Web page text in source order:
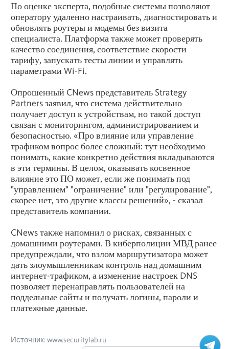
По оценке эксперта, подобные системы позволяют
оператору удаленно настраивать, диагностировать и
обновлять роутеры и модемы без визита
специалиста. Платформа также может проверять
качество соединения, соответствие скорости
тарифу, запускать тесты линии и управлять
параметрами Wi-Fi.
Опрошенный CNews представитель Strategy
Partners заявил, что система действительно
получает доступ к устройствам, но такой доступ
связан с мониторингом, администрированием и
безопасностью. «Про влияние или управление
трафиком вопрос более сложный: тут необходимо
понимать, какие конкретно действия вкладываются
в эти термины. В целом, оказывать косвенное
влияние это ПО может, если же понимать под
"управлением" "ограничение" или "регулирование",
скорее нет, это другие классы решений», - сказал
представитель компании.
CNews также напомнил о рисках, связанных с
домашними роутерами. В киберполиции МВД ранее
предупреждали, что взлом маршрутизатора может
дать злоумышленникам контроль над домашним
интернет-трафиком, а изменение настроек DNS
позволяет перенаправлять пользователей на
поддельные сайты и получать логины, пароли и
платежные данные.
Источник: www.securitylab.ru